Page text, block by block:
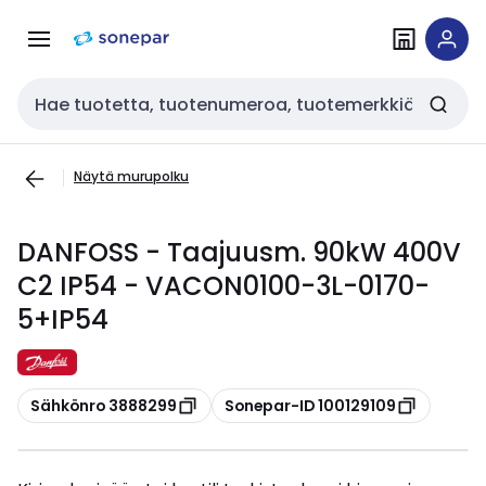
navigointiinsisältöön
Haku
Näytä murupolku
DANFOSS - Taajuusm. 90kW 400V
C2 IP54 - VACON0100-3L-0170-
5+IP54
Kopioi
Sähkönro 3888299 Kopioi
Sonepar-ID 100129109